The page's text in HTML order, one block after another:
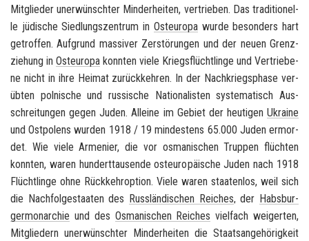
Mit­glie­der un­er­wünsch­ter Min­der­hei­ten, ver­trie­ben. Das tra­di­tio­nel­
le jü­di­sche Sied­lungs­zen­trum in Ost­eu­ro­pawurde be­son­ders hart
ge­trof­fen. Auf­grund mas­si­ver Zer­stö­run­gen und der neuen Grenz­
zie­hung in Ost­eu­ro­pa konn­ten viele Kriegs­flücht­lin­ge und Ver­trie­be­
ne nicht in ihre Hei­mat zu­rück­keh­ren. In der Nach­kriegs­pha­se ver­
üb­ten pol­ni­sche und rus­si­sche Na­tio­na­lis­ten sys­te­ma­tisch Aus­
schrei­tun­gen gegen Juden. Al­lei­ne im Ge­biet der heu­ti­gen Ukrai­ne
und Ost­po­lens wur­den 1918 / 19 min­des­tens 65.000 Juden er­mor­
det. Wie viele Ar­me­ni­er, die vor os­ma­ni­schen Trup­pen flüch­ten
konn­ten, waren hun­dert­tau­sen­de ost­eu­ro­päi­sche Juden nach 1918
Flücht­lin­ge ohne Rück­kehr­op­ti­on. Viele waren staa­ten­los, weil sich
die Nach­fol­ge­staa­ten des Russ­län­di­schen Rei­ches, der Habs­bur­
ger­mon­ar­chie und des Os­ma­ni­schen Rei­ches viel­fach wei­ger­ten,
Mit­glie­dern un­er­wünsch­ter Min­der­hei­ten die Staats­an­ge­hö­rig­keit